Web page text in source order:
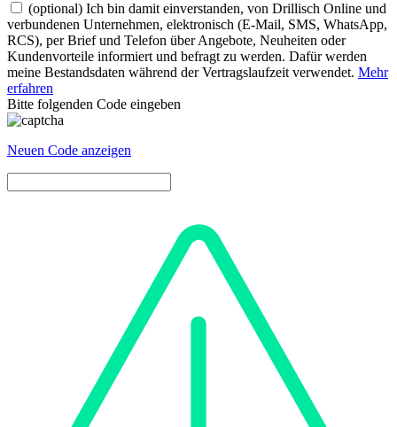
(optional) Ich bin damit einverstanden, von Drillisch Online und
verbundenen Unternehmen, elektronisch (E-Mail, SMS, WhatsApp,
RCS), per Brief und Telefon über Angebote, Neuheiten oder
Kundenvorteile informiert und befragt zu werden. Dafür werden
meine Bestandsdaten während der Vertragslaufzeit verwendet. Mehr
erfahren
Bitte folgenden Code eingeben
Neuen Code anzeigen